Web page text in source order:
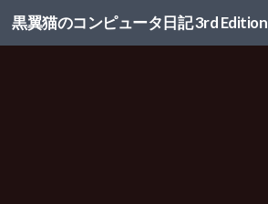
コンテンツへスキップ
黒翼猫のコンピュータ日記 3rd Edition